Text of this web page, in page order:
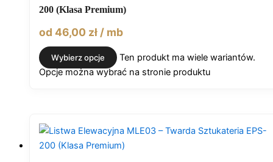
200 (Klasa Premium)
od 46,00 zł/ mb
Wybierz opcje
Ten produkt ma wiele wariantów.
Opcje można wybrać na stronie produktu